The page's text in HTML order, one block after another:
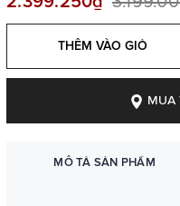
THÊM VÀO GIỎ
MUA
MÔ TẢ SẢN PHẨM